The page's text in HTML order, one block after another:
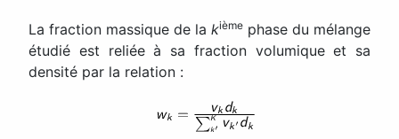
La fraction massique de la kième phase du mélange
étudié est reliée à sa fraction volumique et sa
densité par la relation :